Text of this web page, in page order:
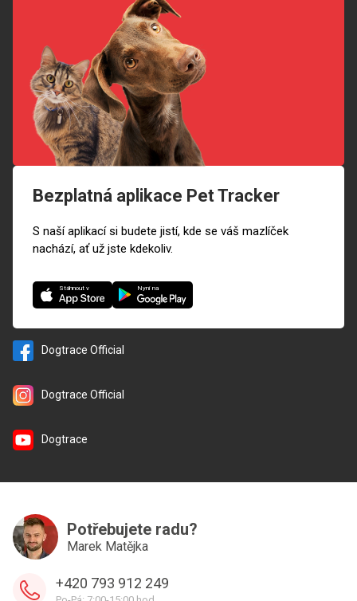
Bezplatná aplikace Pet Tracker
S naší aplikací si budete jistí, kde se váš mazlíček
nachází, ať už jste kdekoliv.
Stáhnout v Nyní na
Dogtrace Official
Dogtrace Official
Dogtrace
Potřebujete radu?
Marek Matějka
+420 793 912 249